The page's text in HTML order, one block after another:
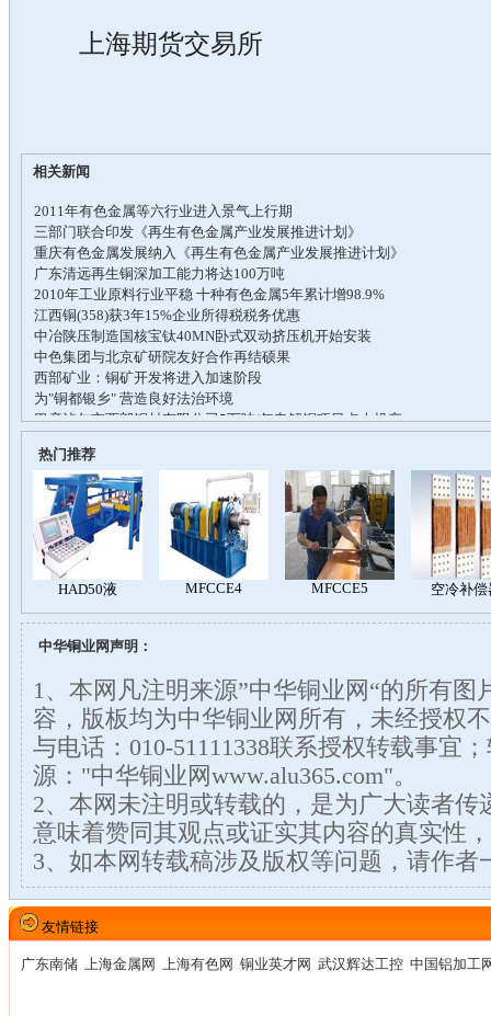
上海期货交易所
相关新闻
热门推荐
中华铜业网声明：
1、本网凡注明来源”中华铜业网“的所有图
容，版板均为中华铜业网所有，未经授权
与电话：010-51111338联系授权转载事宜
源："中华铜业网www.alu365.com"。
2、本网未注明或转载的，是为广大读者传
意味着赞同其观点或证实其内容的真实性
3、如本网转载稿涉及版权等问题，请作者